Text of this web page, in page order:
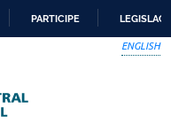
PARTICIPE
ENGLISH